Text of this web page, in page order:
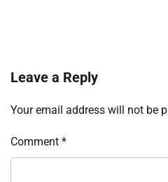
Leave a Reply
Your email address will not be
Comment *